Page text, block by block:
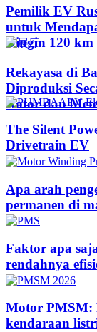
Pemilik EV
untuk
Dingin 120 km
Rekayasa di
Diproduksi
Rotor dan
The Silent
Drivetrain EV
Apa arah
permanen di
Faktor apa
rendahnya
Motor PMSM:
kendaraan